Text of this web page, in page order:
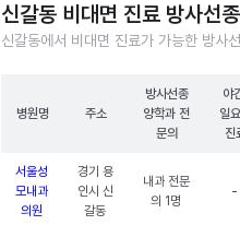
신갈동 비대면 진료 방사선
신갈동에서 비대면 진료가 가능한 방사
병원명 주소
방사선종
양학과 전
문의
야
일
진
서울성
모내과
의원
경기 용
인시 신
갈동
내과 전문
의 1명
-